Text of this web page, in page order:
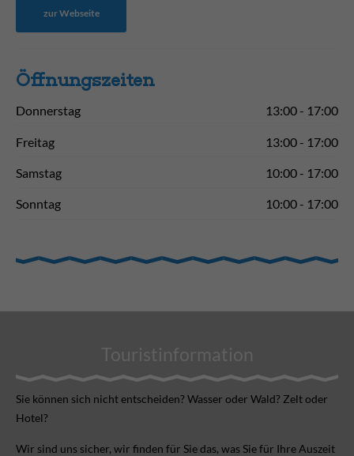
zur Webseite
Öffnungs­zeiten
Donnerstag 13:00 - 17:00
Freitag 13:00 - 17:00
Samstag 10:00 - 17:00
Sonntag 10:00 - 17:00
Touristinformation
Sie können sich nicht ent­scheiden? Wasser oder Wald? Zelt oder
Hotel?
Wir sind uns sicher, wir finden für Sie das, was Sie für Ihre Aus­zeit